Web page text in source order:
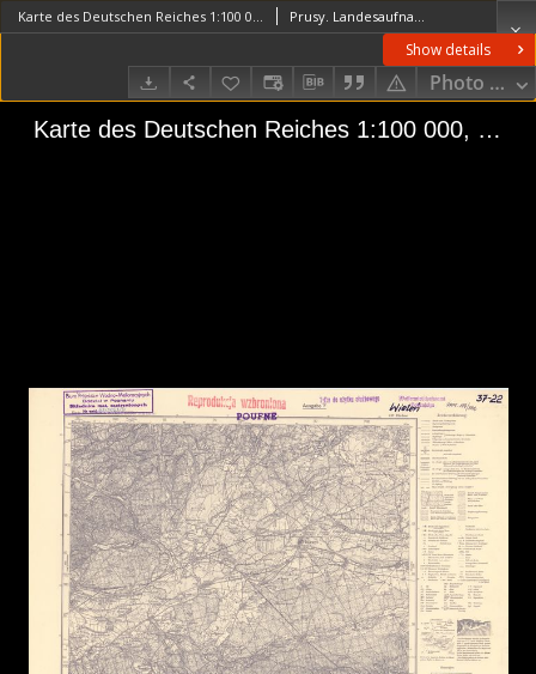
Show details
Photo
Karte des Deutschen Reiches 1:100 000, 249. Filehne Prusy. Landesaufnahme. RedaktorNiemcy. Reichsamt für Landesaufnahme. Wydawca